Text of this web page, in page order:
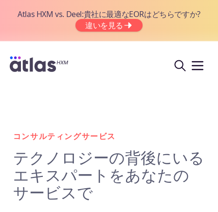
Atlas HXM vs. Deel:貴社に最適なEORはどちらですか?
違いを見る
コンサルティングサービス
テクノロジーの背後にいる
エキスパートをあなたの
サービスで